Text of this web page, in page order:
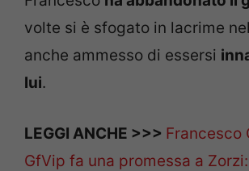
volte si è sfogato in lacrime
anche ammesso di essersi
lui.
LEGGI ANCHE >>> Francesco
GfVip fa una promessa a